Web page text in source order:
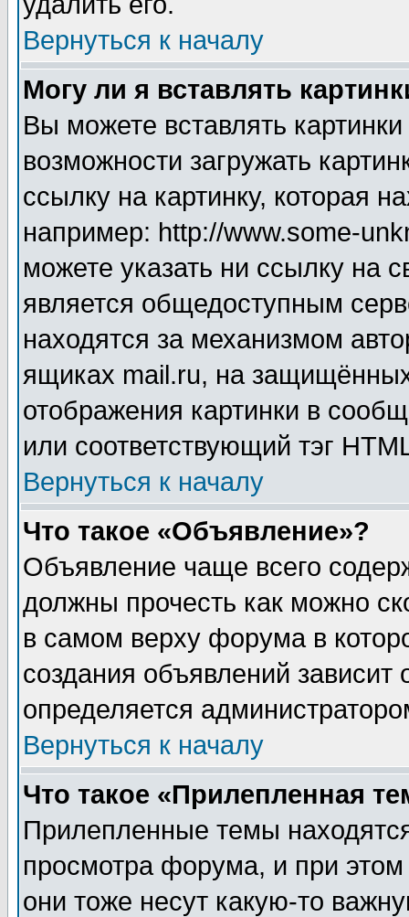
Вернуться к началу
Могу ли я вставлять
Вы можете вставлять
возможности загружать
ссылку на картинку, которая
например: http://www.some-
можете указать ни ссылку на
является общедоступным
находятся за механизмом
ящиках mail.ru, на
отображения картинки в
или соответствующий тэг
Вернуться к началу
Что такое «Объявление»?
Объявление чаще всего
должны прочесть как можно
в самом верху форума в
создания объявлений зависит
определяется
Вернуться к началу
Что такое «Прилепленная
Прилепленные темы
просмотра форума, и при
они тоже несут какую-то